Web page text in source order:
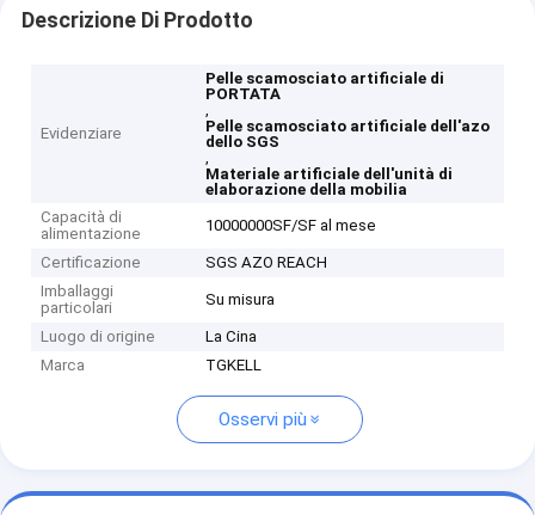
Descrizione Di Prodotto
Evidenziare
Pelle scamosciato artificiale di
PORTATA
,
Pelle scamosciato artificiale dell'azo
dello SGS
,
Materiale artificiale dell'unità di
elaborazione della mobilia
Capacità di
alimentazione
10000000SF/SF al mese
Certificazione
SGS AZO REACH
Imballaggi
particolari
Su misura
Luogo di origine
La Cina
Marca
TGKELL
Osservi più